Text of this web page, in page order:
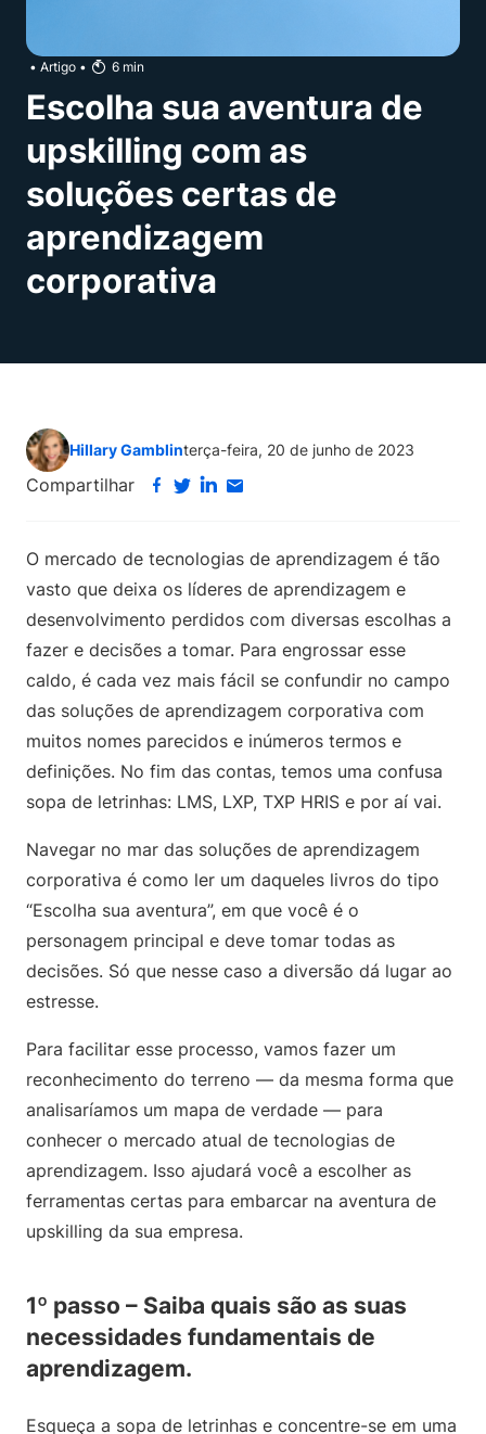
• Artigo • 6 min
Escolha sua aventura de
upskilling com as
soluções certas de
aprendizagem
corporativa
Hillary Gamblinterça-feira, 20 de junho de 2023
Compartilhar
O mercado de tecnologias de aprendizagem é tão
vasto que deixa os líderes de aprendizagem e
desenvolvimento perdidos com diversas escolhas a
fazer e decisões a tomar. Para engrossar esse
caldo, é cada vez mais fácil se confundir no campo
das soluções de aprendizagem corporativa com
muitos nomes parecidos e inúmeros termos e
definições. No fim das contas, temos uma confusa
sopa de letrinhas: LMS, LXP, TXP HRIS e por aí vai.
Navegar no mar das soluções de aprendizagem
corporativa é como ler um daqueles livros do tipo
“Escolha sua aventura”, em que você é o
personagem principal e deve tomar todas as
decisões. Só que nesse caso a diversão dá lugar ao
estresse.
Para facilitar esse processo, vamos fazer um
reconhecimento do terreno — da mesma forma que
analisaríamos um mapa de verdade — para
conhecer o mercado atual de tecnologias de
aprendizagem. Isso ajudará você a escolher as
ferramentas certas para embarcar na aventura de
upskilling da sua empresa.
1º passo – Saiba quais são as suas
necessidades fundamentais de
aprendizagem.
Esqueça a sopa de letrinhas e concentre-se em uma